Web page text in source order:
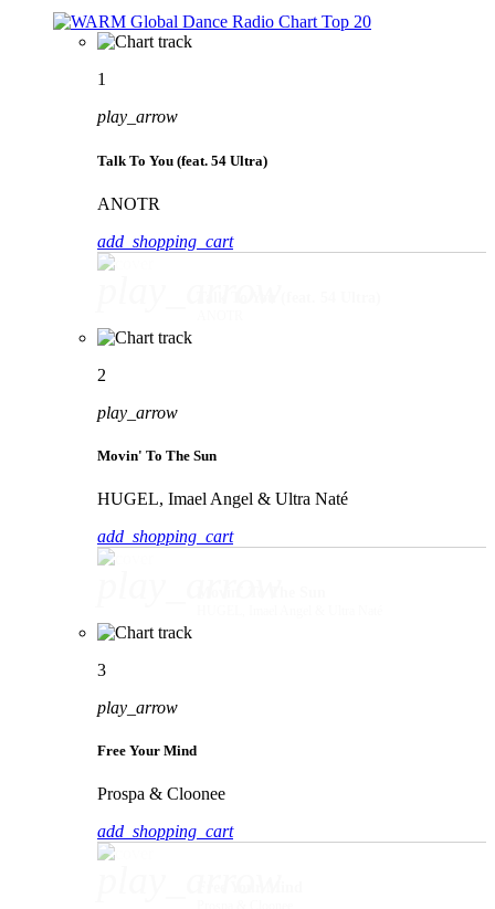
1
play_arrow
Talk To You (feat. 54 Ultra)
ANOTR
add_shopping_cart
2
play_arrow
Movin' To The Sun
HUGEL, Imael Angel & Ultra Naté
add_shopping_cart
3
play_arrow
Free Your Mind
Prospa & Cloonee
add_shopping_cart